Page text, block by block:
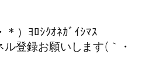
）ﾖﾛｼｸｵﾈｶﾞｲｼﾏｽ
登録お願いします(｀・